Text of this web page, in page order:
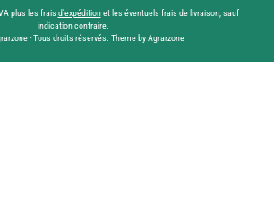
plus les frais d'expéditionet les éventuels frais de livraison, sauf
indication contraire.
- Tous droits réservés. Theme by Agrarzone